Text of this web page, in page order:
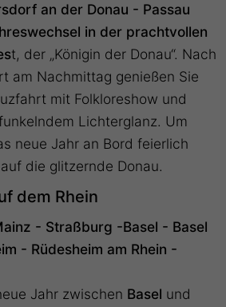
an der Donau - Passau
in der prachtvollen
t, der „Königin der Donau“. Nach
am Nachmittag genießen Sie
mit Folkloreshow und
Lichterglanz. Um
neue Jahr an Bord feierlich
die glitzernde Donau.
dem Rhein
- Straßburg -Basel - Basel
- Rüdesheim am Rhein -
Jahr zwischen Basel und